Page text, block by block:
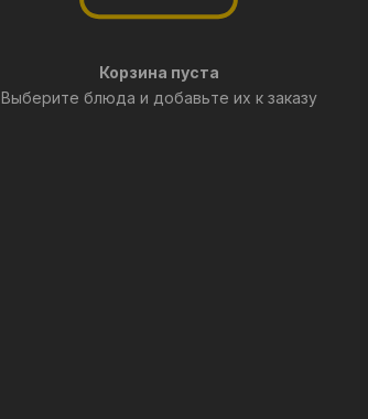
Корзина пуста
Выберите блюда и добавьте их к заказу